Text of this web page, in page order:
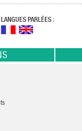
LANGUES PARLÉES :